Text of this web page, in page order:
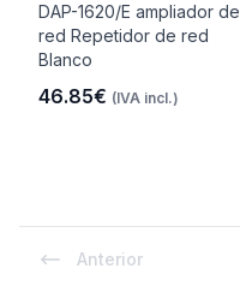
DAP-1620/E ampliador de
red Repetidor de red
Blanco
46.85€ (IVA incl.)
Anterior